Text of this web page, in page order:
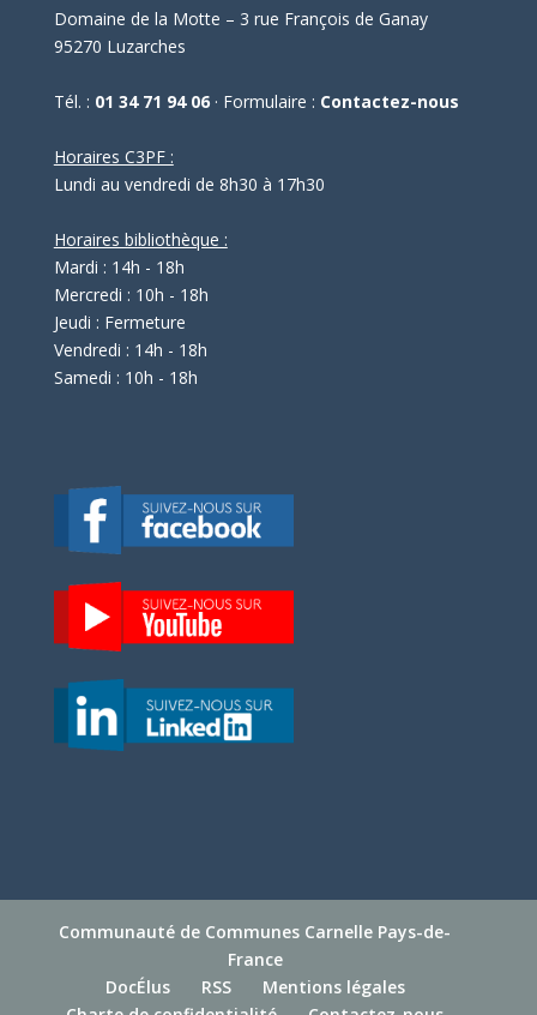
Domaine de la Motte – 3 rue François de Ganay
95270 Luzarches
Tél. : 01 34 71 94 06· Formulaire : Contactez-nous
Horaires C3PF :
Lundi au vendredi de 8h30 à 17h30
Horaires bibliothèque :
Mardi : 14h - 18h
Mercredi : 10h - 18h
Jeudi : Fermeture
Vendredi : 14h - 18h
Samedi : 10h - 18h
Communauté de Communes Carnelle Pays-de-
France
DocÉlus
RSS
Mentions légales